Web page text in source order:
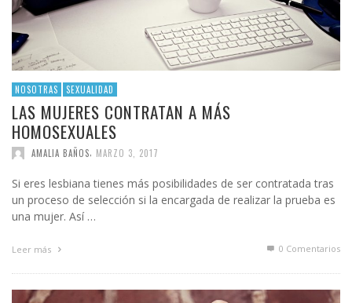
NOSOTRAS SEXUALIDAD
LAS MUJERES CONTRATAN A MÁS
HOMOSEXUALES
AMALIA BAÑOS MARZO 3, 2017
Si eres lesbiana tienes más posibilidades de ser contratada tras
un proceso de selección si la encargada de realizar la prueba es
una mujer. Así …
Leer más 0 Comentarios